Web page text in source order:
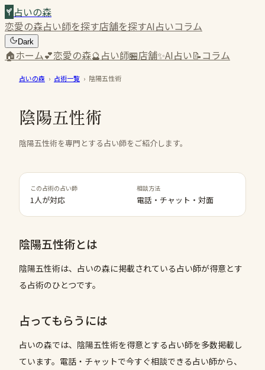
占いの森
恋愛の森占い師を探す店舗を探すAI占いコラム
Dark
🏠ホーム💕恋愛の森🔮占い師🏪店舗✨AI占い📝コラム
占いの森 › 占術一覧 › 陰陽五性術
陰陽五性術
陰陽五性術を専門とする占い師をご紹介します。
この占術の占い師
1人が対応
相談方法
電話・チャット・対面
陰陽五性術とは
陰陽五性術は、占いの森に掲載されている占い師が得意とす
る占術のひとつです。
占ってもらうには
占いの森では、 陰陽五性術を得意とする占い師を多数掲載し
ています。電話・チャットで今すぐ相談できる占い師から、